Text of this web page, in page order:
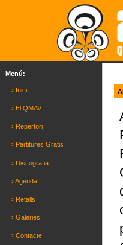
Menú:
› Inici
› El QMAV
› Repertori
› Partitures Gratis
› Discografia
› Agenda
› Retalls
› Galeries
› Contacte